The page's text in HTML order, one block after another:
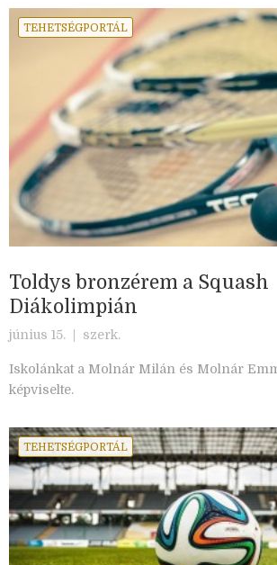
TEHETSÉGPORTÁL
Toldys bronzérem a Squash
Diákolimpián
június 15. | szerk.
Iskolánkat a Molnár Milán és Molnár
képviselte.
TEHETSÉGPORTÁL